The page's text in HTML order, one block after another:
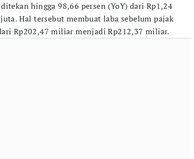
hingga 98,66 persen (YoY) dari Rp1,24
Hal tersebut membuat laba sebelum pajak
Rp202,47 miliar menjadi Rp212,37 miliar.